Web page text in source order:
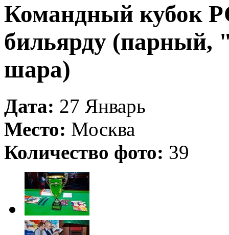
Командный кубок
бильярду (парный,
шара)
Дата: 27 Январь
Место: Москва
Количество фото: 39